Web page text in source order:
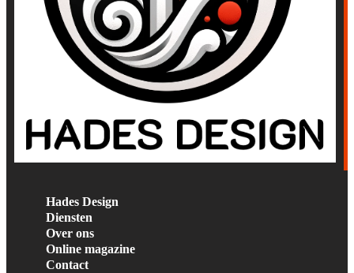
Hades Design
Diensten
Over ons
Online magazine
Contact